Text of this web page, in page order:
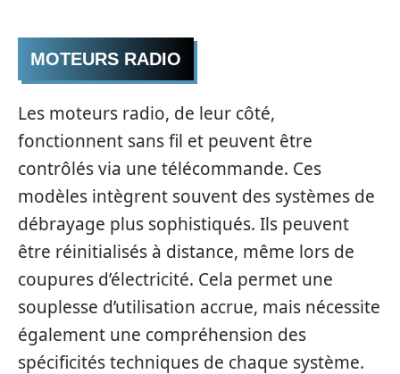
MOTEURS RADIO
Les moteurs radio, de leur côté,
fonctionnent sans fil et peuvent être
contrôlés via une télécommande. Ces
modèles intègrent souvent des systèmes de
débrayage plus sophistiqués. Ils peuvent
être réinitialisés à distance, même lors de
coupures d’électricité. Cela permet une
souplesse d’utilisation accrue, mais nécessite
également une compréhension des
spécificités techniques de chaque système.